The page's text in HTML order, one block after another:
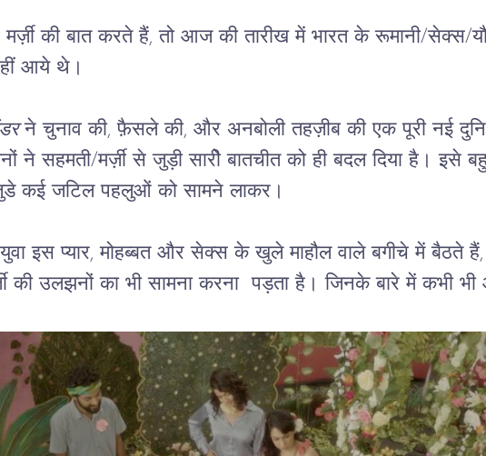
की बात करते हैं, तो आज की तारीख में भारत के रूमानी/सेक्स/
आये थे।
ने चुनाव की, फ़ैसले की, और अनबोली तहज़ीब की एक पूरी नई
ने सहमती/मर्ज़ी से जुड़ी सारीे बातचीत को ही बदल दिया है। इसे
कई जटिल पहलुओं को सामने लाकर।
इस प्यार, मोहब्बत और सेक्स के खुले माहौल वाले बगीचे में बैठते
की उलझनों का भी सामना करना पड़ता है। जिनके बारे में कभी भी